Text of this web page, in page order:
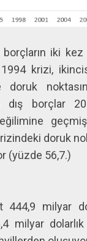
iki kez
krizi,
doruk
dış borçlar
doruk
(yüzde 56,7.)
444,9 milyar
milyar